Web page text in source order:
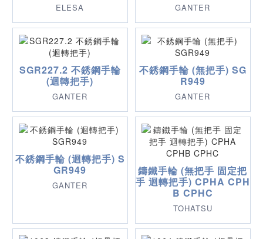
ELESA GANTER
SGR227.2 不銹鋼手輪
(迴轉把手)
GANTER
不銹鋼手輪 (無把手) SG
R949
GANTER
不銹鋼手輪 (迴轉把手) S
GR949
GANTER
鑄鐵手輪 (無把手 固定把
手 迴轉把手) CPHA CPH
B CPHC
TOHATSU